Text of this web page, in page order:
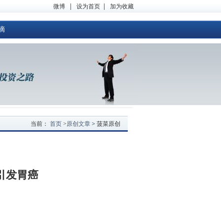
微博 | 设为首页 | 加为收藏
当前： 首页 >原创文章 > 菠菜原创
发胃癌